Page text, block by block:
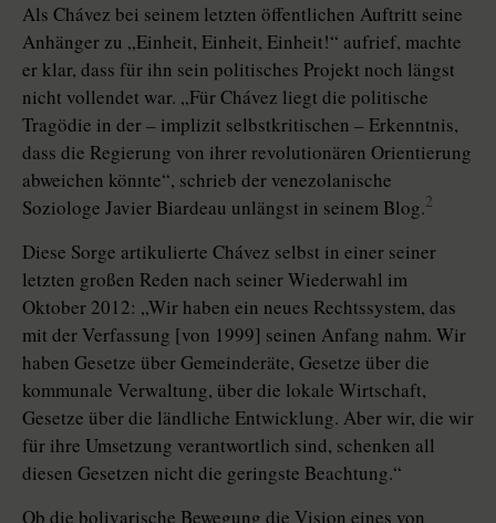
Als Chávez bei seinem letzten öffentlichen Auftritt seine
Anhänger zu „Einheit, Einheit, Einheit!“ aufrief, machte
er klar, dass für ihn sein politisches Projekt noch längst
nicht vollendet war. „Für Chávez liegt die politische
Tragödie in der – implizit selbstkritischen – Erkenntnis,
dass die Regierung von ihrer revolutionären Orientierung
abweichen könnte“, schrieb der venezolanische
Soziologe Javier Biardeau unlängst in seinem Blog.2
Diese Sorge artikulierte Chávez selbst in einer seiner
letzten großen Reden nach seiner Wiederwahl im
Oktober 2012: „Wir haben ein neues Rechtssystem, das
mit der Verfassung [von 1999] seinen Anfang nahm. Wir
haben Gesetze über Gemeinderäte, Gesetze über die
kommunale Verwaltung, über die lokale Wirtschaft,
Gesetze über die ländliche Entwicklung. Aber wir, die wir
für ihre Umsetzung verantwortlich sind, schenken all
diesen Gesetzen nicht die geringste Beachtung.“
Ob die bolivarische Bewegung die Vision eines von